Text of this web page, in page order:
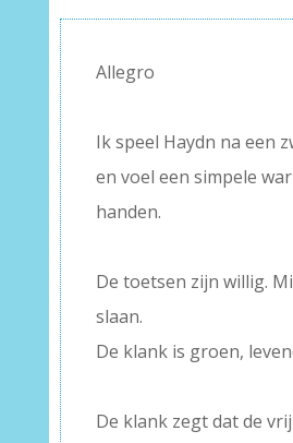
Allegro
Ik speel Haydn na een
en voel een simpele
handen.
De toetsen zijn willig.
slaan.
De klank is groen,
De klank zegt dat de